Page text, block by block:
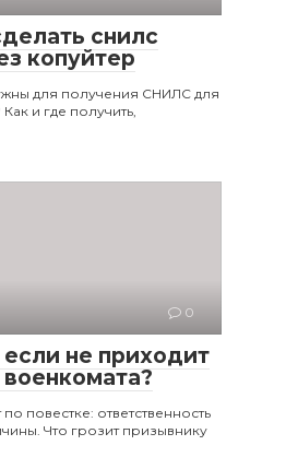
снилс
копуйтер
для получения СНИЛС для
и где получить,
0
не приходит
повестке: ответственность
Что грозит призывнику